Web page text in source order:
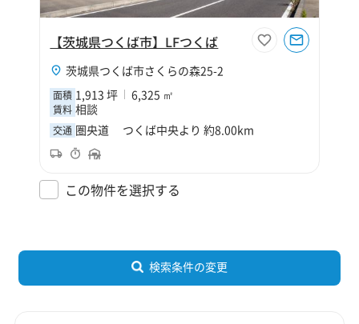
【茨城県つくば市】LFつくば
茨城県つくば市さくらの森25-2
面積 1,913 坪 6,325 ㎡
賃料 相談
交通 圏央道 つくば中央より 約8.00km
この物件を選択する
検索条件の変更